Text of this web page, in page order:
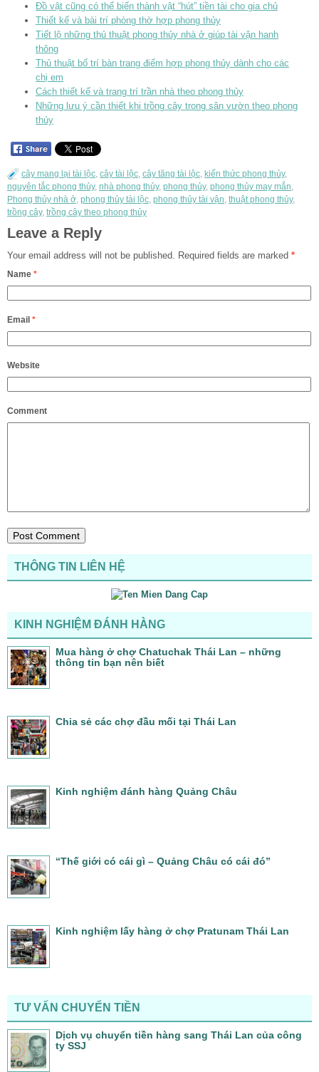
Đồ vật cũng có thể biến thành vật “hút” tiền tài cho gia chủ
Thiết kế và bài trí phòng thờ hợp phong thủy
Tiết lộ những thủ thuật phong thủy nhà ở giúp tài vận hanh
thông
Thủ thuật bố trí bàn trang điểm hợp phong thủy dành cho các
chị em
Cách thiết kế và trang trí trần nhà theo phong thủy
Những lưu ý cần thiết khi trồng cây trong sân vườn theo phong
thủy
cây mang lại tài lộc cây tài lộc cây tăng tài lộc kiến thức phong thủy,
nguyên tắc phong thủy, nhà phong thủy, phong thủy, phong thủy may mắn
Phong thủy nhà ở phong thủy tài lộc phong thủy tài vận thuật phong thủy,
trồng cây, trồng cây theo phong thủy
Leave a Reply
Your email address will not be published. Required fields are marked *
Name *
Email *
Website
Comment
THÔNG TIN LIÊN HỆ
KINH NGHIỆM ĐÁNH HÀNG
Mua hàng ở chợ Chatuchak Thái Lan – những
thông tin bạn nên biết
Chia sẻ các chợ đầu mối tại Thái Lan
Kinh nghiệm đánh hàng Quảng Châu
“Thế giới có cái gì – Quảng Châu có cái đó”
Kinh nghiệm lấy hàng ở chợ Pratunam Thái Lan
TƯ VẤN CHUYỂN TIỀN
Dịch vụ chuyển tiền hàng sang Thái Lan của công
ty SSJ